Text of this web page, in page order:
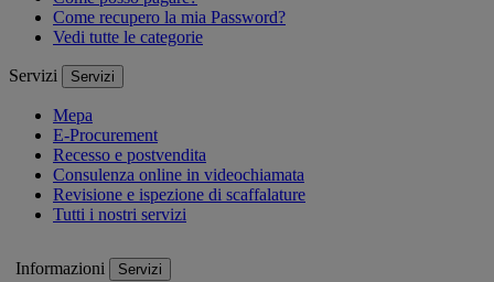
Come recupero la mia Password?
Vedi tutte le categorie
Servizi Servizi
Mepa
E-Procurement
Recesso e postvendita
Consulenza online in videochiamata
Revisione e ispezione di scaffalature
Tutti i nostri servizi
Informazioni Servizi